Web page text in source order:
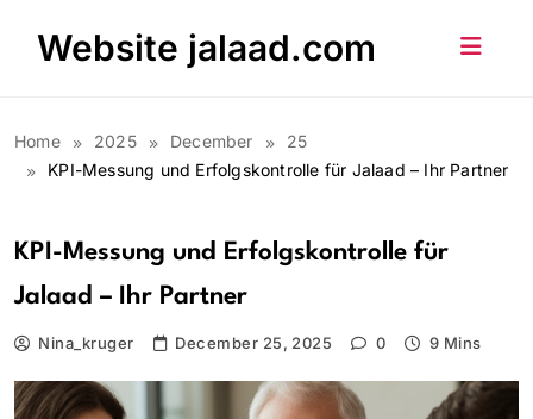
Website jalaad.com
Home 2025 December
25
KPI-Messung und Erfolgskontrolle für Jalaad – Ihr Partner
KPI-Messung und Erfolgskontrolle für
Jalaad – Ihr Partner
Nina_kruger December 25, 2025 0 9 Mins